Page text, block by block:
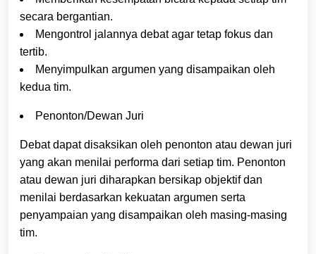
secara bergantian.
Mengontrol jalannya debat agar tetap fokus dan
tertib.
Menyimpulkan argumen yang disampaikan oleh
kedua tim.
Penonton/Dewan Juri
Debat dapat disaksikan oleh penonton atau dewan juri
yang akan menilai performa dari setiap tim. Penonton
atau dewan juri diharapkan bersikap objektif dan
menilai berdasarkan kekuatan argumen serta
penyampaian yang disampaikan oleh masing-masing
tim.